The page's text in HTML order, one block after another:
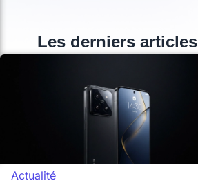
Les derniers articles
Actualité